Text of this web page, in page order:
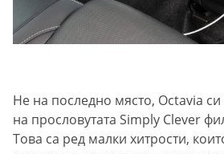
Не на последно място, Octavia си
на прословутата Simply Clever
Това са ред малки хитрости,